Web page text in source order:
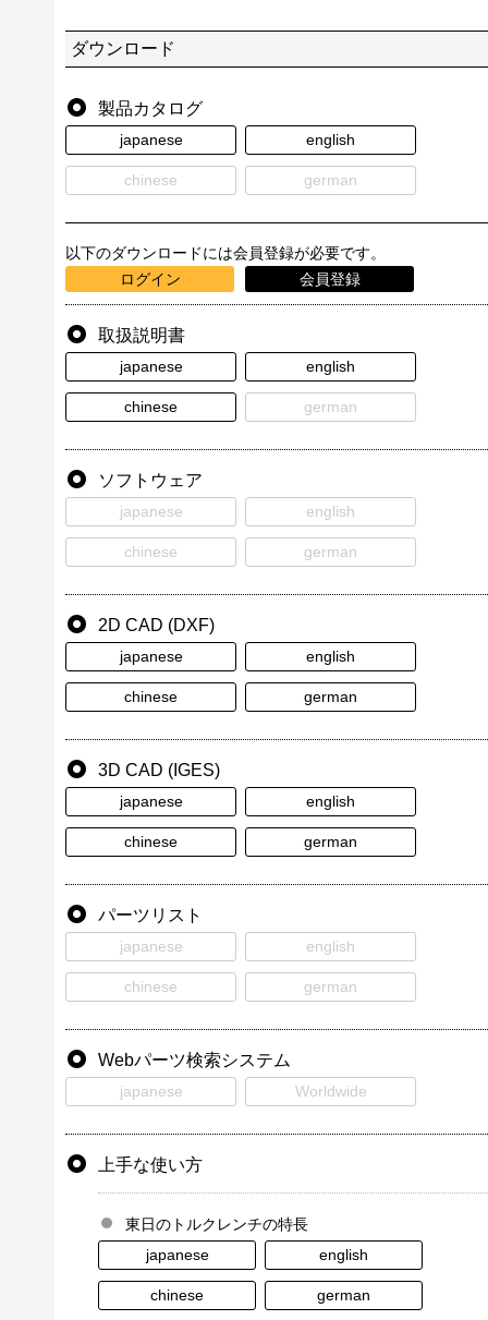
ダウンロード
製品カタログ
japanese english
chinese german
以下のダウンロードには会員登録が必要です。
ログイン
会員登録
取扱説明書
japanese english
chinese german
ソフトウェア
japanese english
chinese german
2D CAD (DXF)
japanese english
chinese german
3D CAD (IGES)
japanese english
chinese german
パーツリスト
japanese english
chinese german
Webパーツ検索システム
japanese Worldwide
上手な使い方
東日のトルクレンチの特長
japanese
english
chinese german